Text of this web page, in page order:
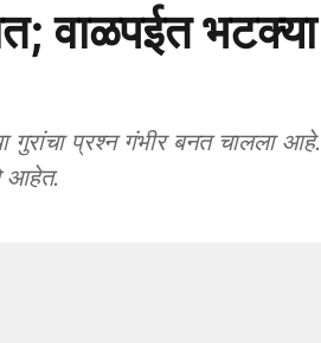
वाळपईत भटक्या
प्रश्न गंभीर बनत चालला आहे.
आहेत.